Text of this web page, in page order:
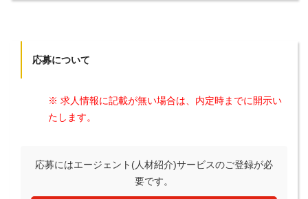
応募について
※ 求人情報に記載が無い場合は、内定時までに開示い
たします。
応募にはエージェント(人材紹介)サービスのご登録が必
要です。